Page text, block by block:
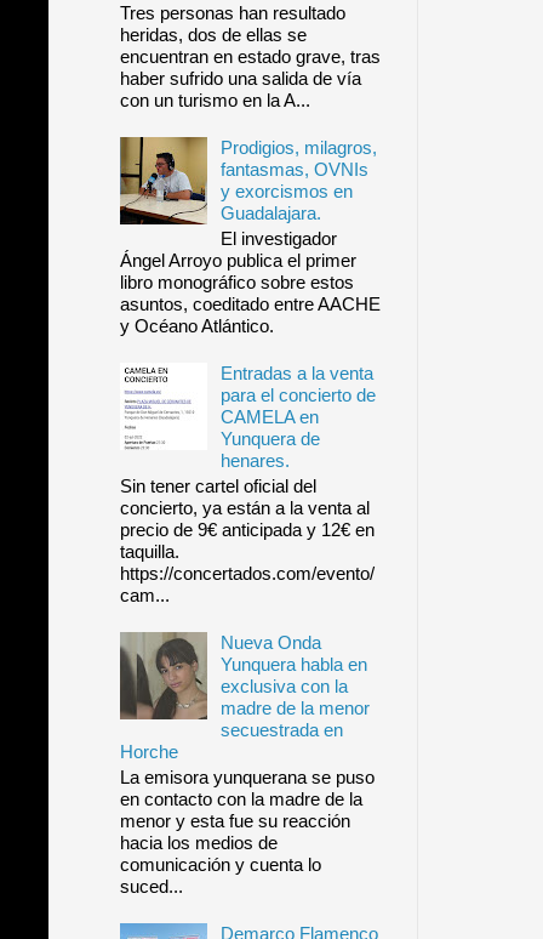
Tres personas han resultado
heridas, dos de ellas se
encuentran en estado grave, tras
haber sufrido una salida de vía
con un turismo en la A...
Prodigios, milagros,
fantasmas, OVNIs
y exorcismos en
Guadalajara.
El investigador
Ángel Arroyo publica el primer
libro monográfico sobre estos
asuntos, coeditado entre AACHE
y Océano Atlántico.
Entradas a la venta
para el concierto de
CAMELA en
Yunquera de
henares.
Sin tener cartel oficial del
concierto, ya están a la venta al
precio de 9€ anticipada y 12€ en
taquilla.
https://concertados.com/evento/
cam...
Nueva Onda
Yunquera habla en
exclusiva con la
madre de la menor
secuestrada en
Horche
La emisora yunquerana se puso
en contacto con la madre de la
menor y esta fue su reacción
hacia los medios de
comunicación y cuenta lo
suced...
Demarco Flamenco